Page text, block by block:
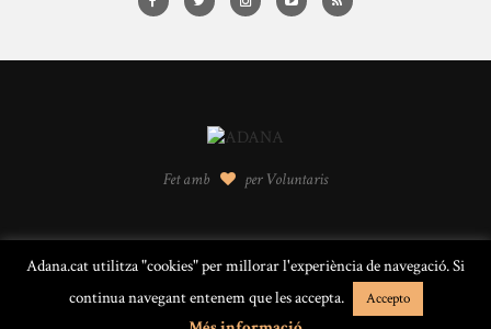
Fet amb per Voluntaris
© 2016 ADANA · Alella · Barcelona |Avís legal
BACK TO TOP
Adana.cat utilitza "cookies" per millorar l'experiència de navegació. Si
continua navegant entenem que les accepta.
Accepto